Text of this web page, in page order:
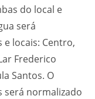
do local e
será
locais: Centro,
Frederico
Santos. O
será normalizado